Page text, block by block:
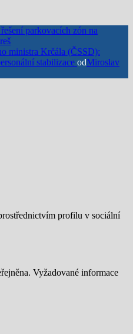
parkovacích zón na
ministra Krčála (ČSSD):
stabilizace odMiroslav
profilu v sociální
Vyžadované informace